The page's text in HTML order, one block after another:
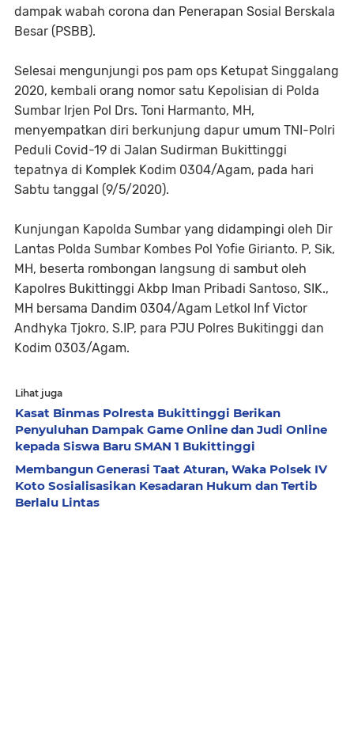
dampak wabah corona dan Penerapan Sosial Berskala
Besar (PSBB).
Selesai mengunjungi pos pam ops Ketupat Singgalang
2020, kembali orang nomor satu Kepolisian di Polda
Sumbar Irjen Pol Drs. Toni Harmanto, MH,
menyempatkan diri berkunjung dapur umum TNI-Polri
Peduli Covid-19 di Jalan Sudirman Bukittinggi
tepatnya di Komplek Kodim 0304/Agam, pada hari
Sabtu tanggal (9/5/2020).
Kunjungan Kapolda Sumbar yang didampingi oleh Dir
Lantas Polda Sumbar Kombes Pol Yofie Girianto. P, Sik,
MH, beserta rombongan langsung di sambut oleh
Kapolres Bukittinggi Akbp Iman Pribadi Santoso, SIK.,
MH bersama Dandim 0304/Agam Letkol Inf Victor
Andhyka Tjokro, S.IP, para PJU Polres Bukitinggi dan
Kodim 0303/Agam.
Lihat juga
Kasat Binmas Polresta Bukittinggi Berikan
Penyuluhan Dampak Game Online dan Judi Online
kepada Siswa Baru SMAN 1 Bukittinggi
Membangun Generasi Taat Aturan, Waka Polsek IV
Koto Sosialisasikan Kesadaran Hukum dan Tertib
Berlalu Lintas